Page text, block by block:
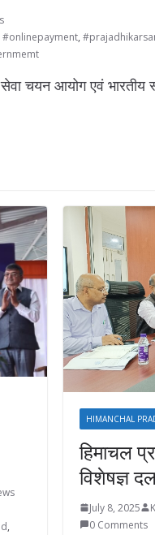
#onlinepayment,
सेवा चयन आयोग एवं
,
HIMANCHAL
हिमाचल
विशेषज्ञ
July 8, 2025
0 Comments